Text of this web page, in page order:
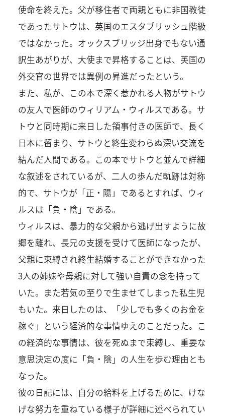
使命を終えた。父が移住者で両親ともに非国教徒
であったサトウは、英国のエスタブリッシュ階級
ではなかった。オックスブリッジ出身でもない通
訳生あがりが、大使まで昇格することは、英国の
外交官の世界では異例の昇進だったという。
また、私が、この本で深く惹かれる人物がサトウ
の友人で医師のウィリアム・ウィルスである。サ
トウと同時期に来日した領事付きの医師で、長く
日本に留まり、サトウと終生変わらぬ深い交流を
結んだ人間である。この本でサトウと並んで詳細
な叙述をされているが、二人の歩んだ軌跡は対称
的で、サトウが「正・陽」であるとすれば、ウィ
ルスは「負・陰」である。
ウィルスは、暴力的な父親から逃げ出すように故
郷を離れ、長兄の支援を受けて医師になったが、
父親に束縛され終生結婚することができなかった
3人の姉妹や母親に対して強い自責の念を持って
いた。また若気の至りで生ませてしまった私生児
もいた。来日したのは、「少しでも多くのお金を
稼ぐ」という経済的な事情ゆえのことだった。こ
の経済的な事情は、彼を死ぬまで束縛し、重要な
意思決定の度に「負・陰」の人生を歩む理由とも
なった。
彼の日記には、自分の給料を上げるために、けな
げな努力を重ねている様子が詳細に述べられてい